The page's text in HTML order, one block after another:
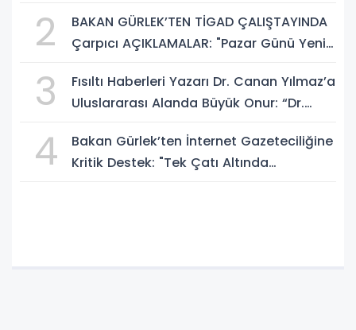
2
BAKAN GÜRLEK’TEN TİGAD ÇALIŞTAYINDA
Çarpıcı AÇIKLAMALAR: "Pazar Günü Yeni
3
Fısıltı Haberleri Yazarı Dr. Canan Yılmaz’a
Uluslararası Alanda Büyük Onur: “Dr.
4
Bakan Gürlek’ten İnternet Gazeteciliğine
Kritik Destek: "Tek Çatı Altında